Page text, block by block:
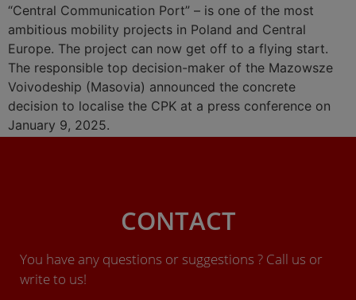
“Central Communication Port” – is one of the most
ambitious mobility projects in Poland and Central
Europe. The project can now get off to a flying start.
The responsible top decision-maker of the Mazowsze
Voivodeship (Masovia) announced the concrete
decision to localise the CPK at a press conference on
January 9, 2025.
CONTACT
You have any questions or suggestions ? Call us or
write to us!